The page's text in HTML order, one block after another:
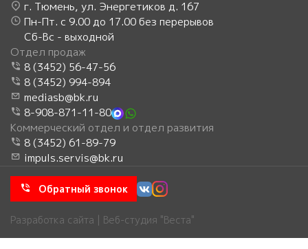
г. Тюмень, ул. Энергетиков д. 167
Пн-Пт. с 9.00 до 17.00 без перерывов
Сб-Вс - выходной
Отдел продаж
8 (3452) 56-47-56
8 (3452) 994-894
mediasb@bk.ru
8-908-871-11-80
Коммерческий отдел и отдел развития
8 (3452) 61-89-79
impuls.servis@bk.ru
Обратный звонок
Разработка сайта | Веб-студия "Веста"